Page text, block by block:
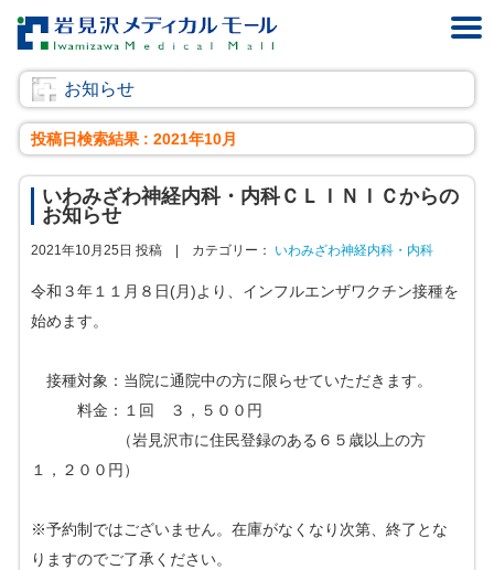
お知らせ
投稿日検索結果 : 2021年10月
いわみざわ神経内科・内科ＣＬＩＮＩＣからの
お知らせ
2021年10月25日 投稿 | カテゴリー： いわみざわ神経内科・内科
令和３年１１月８日(月)より、インフルエンザワクチン接種を
始めます。
接種対象：当院に通院中の方に限らせていただきます。
料金：１回 ３，５００円
（岩見沢市に住民登録のある６５歳以上の方
１，２００円）
※予約制ではございません。在庫がなくなり次第、終了とな
りますのでご了承ください。